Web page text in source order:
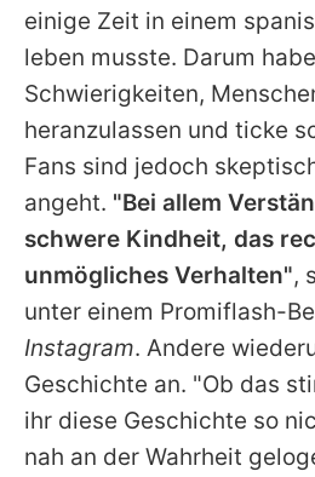
einige Zeit in einem
leben musste. Darum
Schwierigkeiten,
heranzulassen und ticke
Fans sind jedoch
angeht. "Bei allem
schwere Kindheit, das
unmögliches Verhalten",
unter einem Promiflash-
Instagram. Andere
Geschichte an. "Ob das
ihr diese Geschichte so
nah an der Wahrheit